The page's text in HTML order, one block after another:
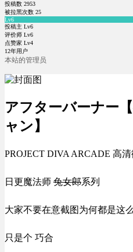
投稿数 2953
被拉黑次数 25
Lv6
投稿主 Lv6
评价师 Lv6
点赞家 Lv4
12年用户
本站的管理员
アフターバーナー
ャン】
PROJECT DIVA ARCADE 高
日更魔法师 兔女郎系列
大家不要在意截图为何都是这
只是个 巧合